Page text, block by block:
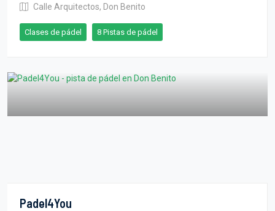
Calle Arquitectos, Don Benito
Clases de pádel 8 Pistas de pádel
Padel4You